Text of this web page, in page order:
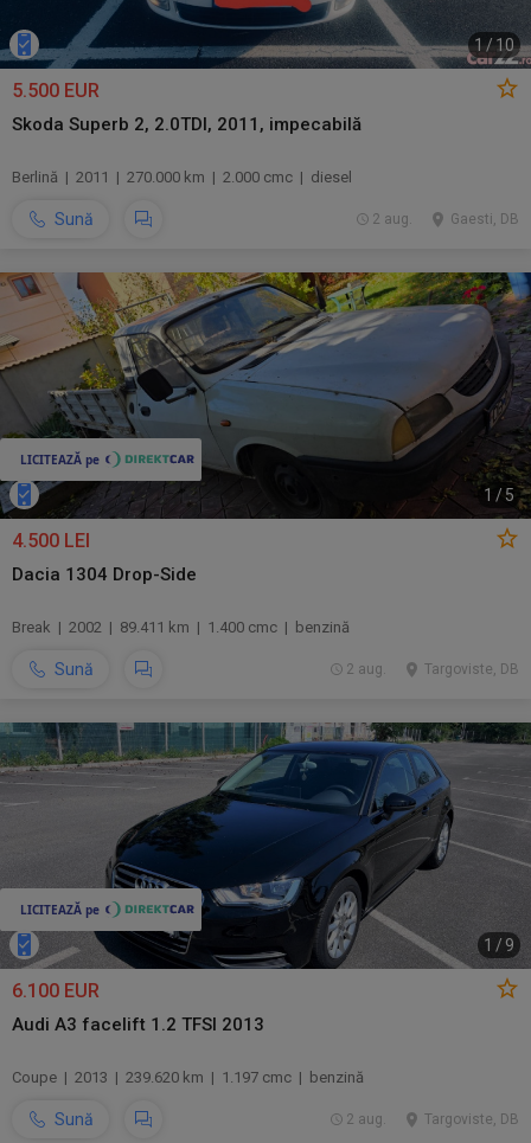
1/10
5.500 EUR
Skoda Superb 2, 2.0TDI, 2011, impecabilă
Berlină | 2011 | 270.000 km | 2.000 cmc | diesel
Sună Gaesti, DB
2 aug.
1 /5
4.500 LEI
Dacia 1304 Drop-Side
Break | 2002 | 89.411 km | 1.400 cmc | benzină
Sună Targoviste, DB
2 aug.
1 /9
6.100 EUR
Audi A3 facelift 1.2 TFSI 2013
Coupe | 2013 | 239.620 km | 1.197 cmc | benzină
Sună Targoviste, DB
2 aug.